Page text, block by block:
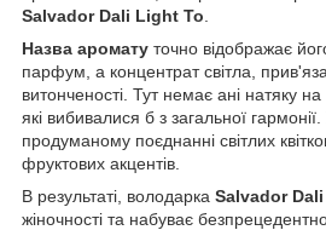
Salvador Dali Light To
Назва аромату точно відображає
парфум, а концентрат світла,
витонченості. Тут немає ані натяку на
які вибивалися б з загальної
продуманому поєднанні світлих
фруктових акцентів.
В результаті, володарка Salvador
жіночності та набуває